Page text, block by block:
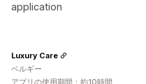
application
Luxury Care
ベルギー